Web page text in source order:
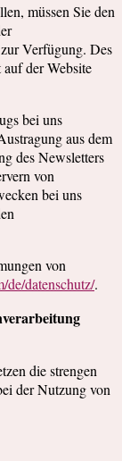
müssen Sie den
Verfügung. Des
der Website
bei uns
aus dem
des Newsletters
von
bei uns
von
de/datenschutz/.
die strengen
der Nutzung von